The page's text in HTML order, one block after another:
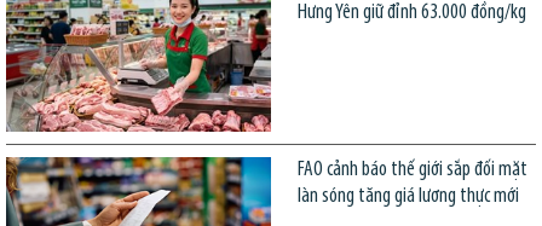
Hưng Yên giữ đỉnh 63.000 đồng/kg
FAO cảnh báo thế giới sắp đối mặt
làn sóng tăng giá lương thực mới